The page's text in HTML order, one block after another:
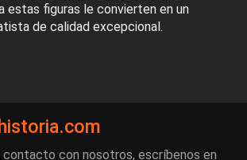
estas figuras le convierten en un
de calidad excepcional.
contacto con nosotros, escríbenos en